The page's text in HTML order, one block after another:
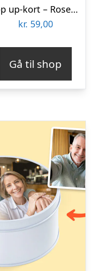
Pop up-kort – Rosenbuket
kr. 59,00
Gå til shop